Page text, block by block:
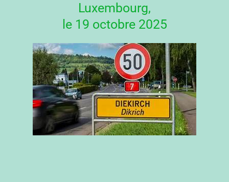
Luxembourg,
le 19 octobre 2025